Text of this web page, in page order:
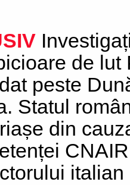
de lut
peste
Statul
din
italian